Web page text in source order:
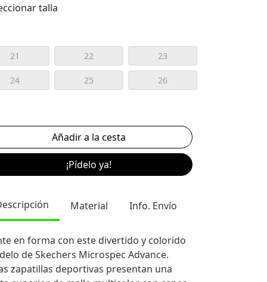
talla
21 22 23
24 25 26
¡Pídelo ya!
Material Info. Envío
en forma con este divertido y colorido
de Skechers Microspec Advance.
zapatillas deportivas presentan una